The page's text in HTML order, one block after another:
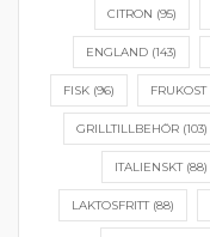
CITRON (95)
ENGLAND(143)
FISK(96) FRUKOST
GRILLTILLBEHÖR (103)
ITALIENSKT(88)
LAKTOSFRITT(88)